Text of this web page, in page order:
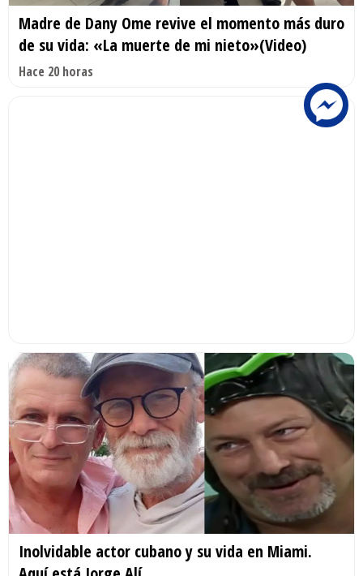
Madre de Dany Ome revive el momento más duro
de su vida: «La muerte de mi nieto»(Video)
Hace 20 horas
Inolvidable actor cubano y su vida en Miami.